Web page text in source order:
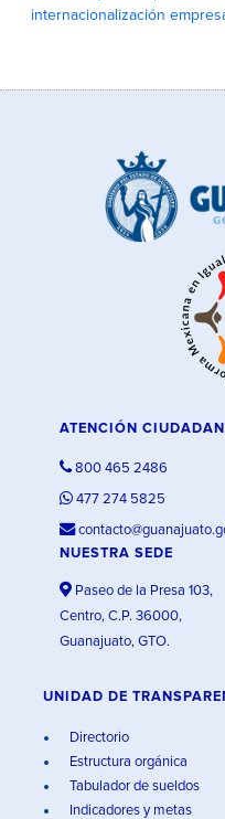
internacionalización
ATENCIÓN
800 465 2486
477 274 5825
NUESTRA SEDE
Paseo de la Presa 103,
Centro, C.P. 36000,
Guanajuato, GTO.
UNIDAD DE
Directorio
Estructura orgánica
Tabulador de sueldos
Indicadores y metas